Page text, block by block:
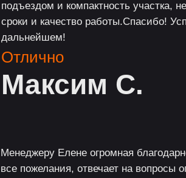
подъездом и компактность участка,
сроки и качество работы.Спасибо!
дальнейшем!
Максим С.
Отлично
Менеджеру Елене огромная
все пожелания, отвечает на вопросы